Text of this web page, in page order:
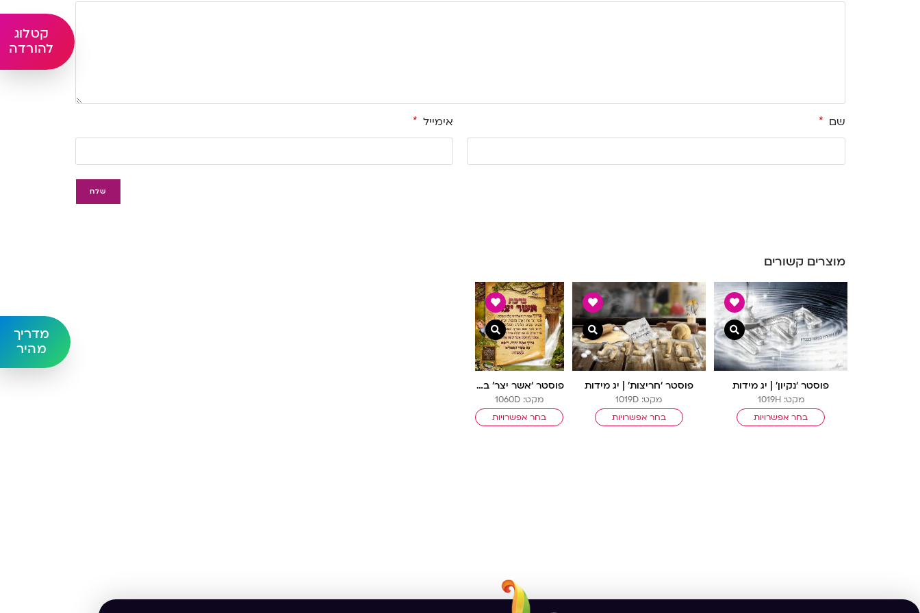
קטלוג
להורדה
מדריך
מהיר
שם * אימייל *
מוצרים קשורים
פוסטר ‘נקיון’ | יג מידות
מקט: 1019H
בחר אפשרויות
צפייה מהירה
פוסטר ‘חריצות’ | יג מידות
מקט: 1019D
בחר אפשרויות
צפייה מהירה
פוסטר ‘אשר יצר’ בנות
מקט: 1060D
בחר אפשרויות
צפייה מהירה